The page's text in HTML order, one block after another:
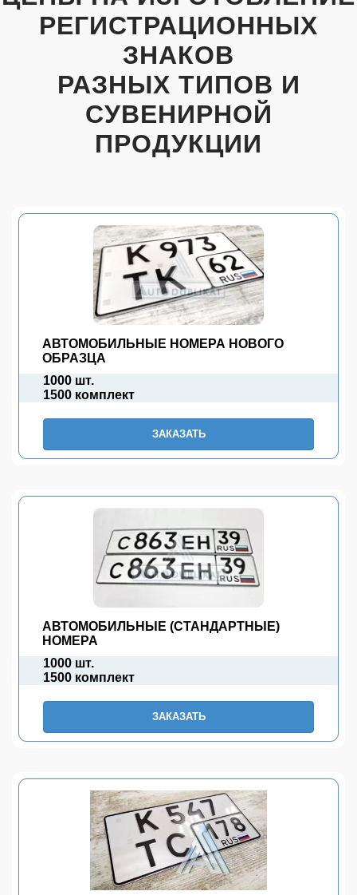
РЕГИСТРАЦИОННЫХ
ЗНАКОВ
РАЗНЫХ ТИПОВ И
СУВЕНИРНОЙ
ПРОДУКЦИИ
АВТОМОБИЛЬНЫЕ НОМЕРА НОВОГО
ОБРАЗЦА
1000 шт.
1500 комплект
ЗАКАЗАТЬ
АВТОМОБИЛЬНЫЕ (СТАНДАРТНЫЕ)
НОМЕРА
1000 шт.
1500 комплект
ЗАКАЗАТЬ